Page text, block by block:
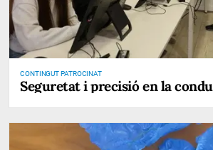
CONTINGUT PATROCINAT
Seguretat i precisió en la